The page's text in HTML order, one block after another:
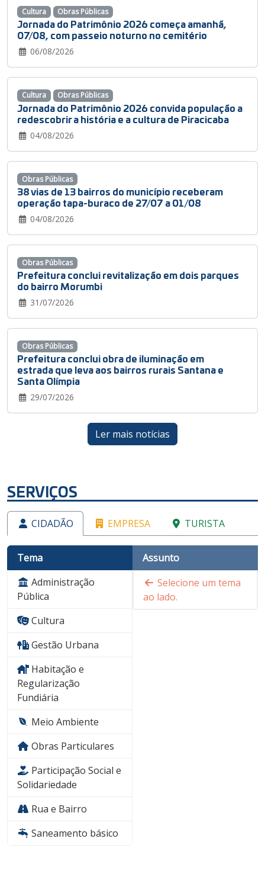
Jornada do Patrimônio 2026 começa amanhã,
07/08, com passeio noturno no cemitério
06/08/2026
Cultura Obras Públicas
Jornada do Patrimônio 2026 convida população a
redescobrir a história e a cultura de Piracicaba
04/08/2026
Cultura Obras Públicas
38 vias de 13 bairros do município receberam
operação tapa-buraco de 27/07 a 01/08
04/08/2026
Obras Públicas
Prefeitura conclui revitalização em dois parques
do bairro Morumbi
31/07/2026
Obras Públicas
Prefeitura conclui obra de iluminação em
estrada que leva aos bairros rurais Santana e
Santa Olímpia
29/07/2026
Obras Públicas
Ler mais notícias
SERVIÇOS
CIDADÃO EMPRESA TURISTA
Tema
Administração
Pública
Cultura
Gestão Urbana
Habitação e
Regularização
Fundiária
Meio Ambiente
Obras Particulares
Participação Social e
Solidariedade
Rua e Bairro
Saneamento básico
Assunto
Selecione um tema
ao lado.